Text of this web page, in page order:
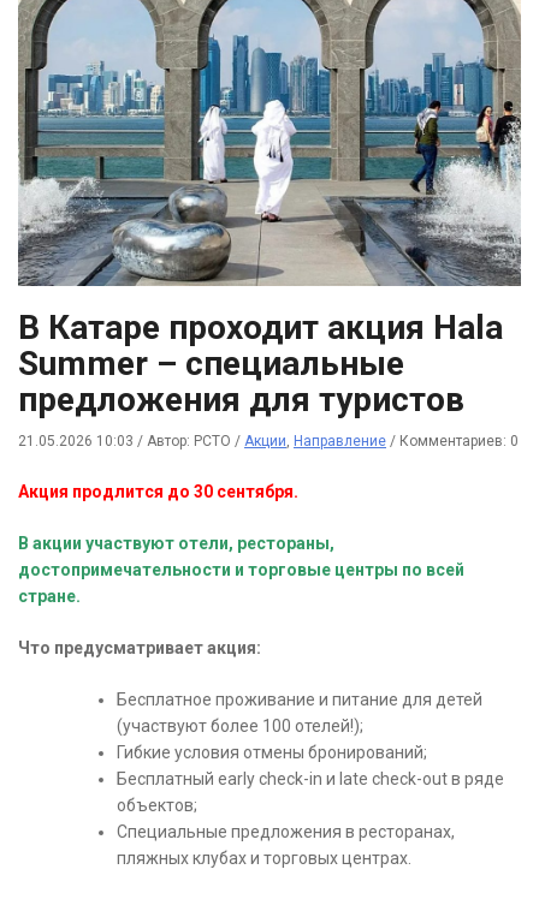
В Катаре проходит акция Hala
Summer – специальные
предложения для туристов
21.05.2026 10:03 / Автор: РСТО / Акции, Направление / Комментариев: 0
Акция продлится до 30 сентября.
В акции участвуют отели, рестораны,
достопримечательности и торговые центры по всей
стране.
Что предусматривает акция:
Бесплатное проживание и питание для детей
(участвуют более 100 отелей!);
Гибкие условия отмены бронирований;
Бесплатный early check-in и late check-out в ряде
объектов;
Специальные предложения в ресторанах,
пляжных клубах и торговых центрах.